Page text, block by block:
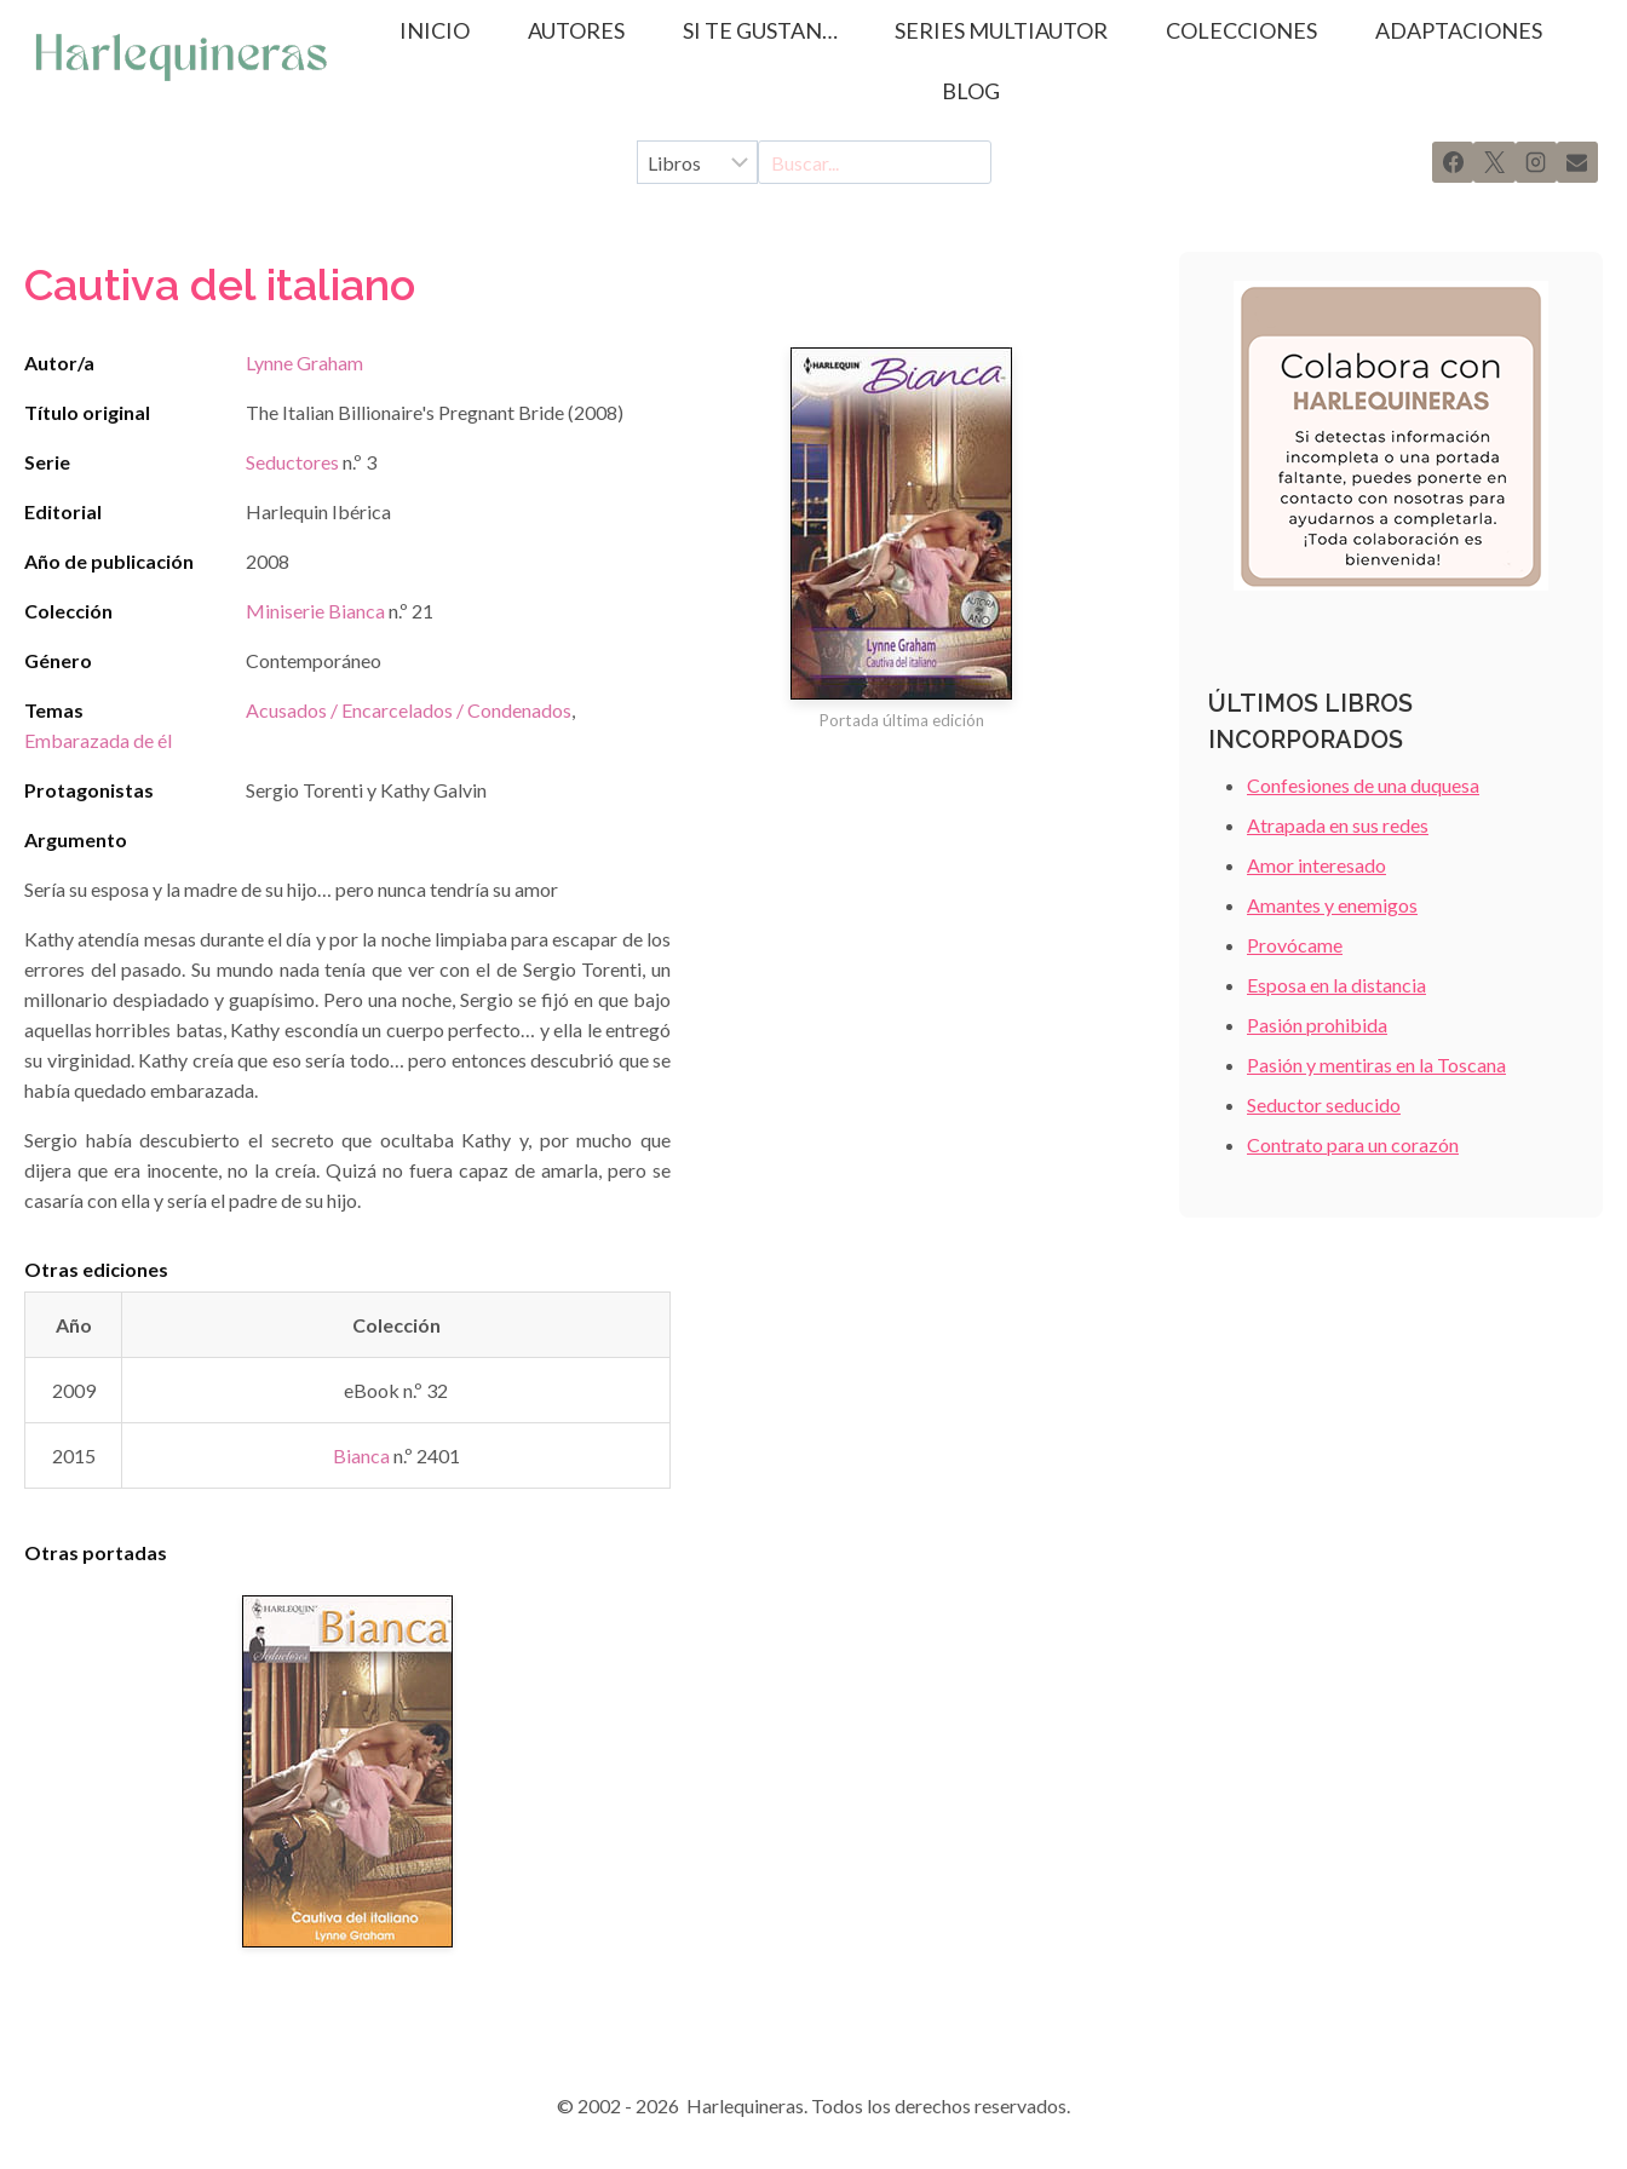
contenido
INICIO AUTORES SI TE GUSTAN… SERIES MULTIAUTOR COLECCIONES ADAPTACIONES
BLOG
Cautiva del italiano
Autor/a Lynne Graham
Título original The Italian Billionaire's Pregnant Bride (2008)
Serie Seductores n.º 3
Editorial Harlequin Ibérica
Año de publicación 2008
Colección Miniserie Bianca n.º 21
Género Contemporáneo
Temas Acusados / Encarcelados / Condenados,
Embarazada de él
Protagonistas Sergio Torenti y Kathy Galvin
Argumento
Sería su esposa y la madre de su hijo… pero nunca tendría su amor
Kathy atendía mesas durante el día y por la noche limpiaba para escapar de los
errores del pasado. Su mundo nada tenía que ver con el de Sergio Torenti, un
millonario despiadado y guapísimo. Pero una noche, Sergio se fijó en que bajo
aquellas horribles batas, Kathy escondía un cuerpo perfecto… y ella le entregó
su virginidad. Kathy creía que eso sería todo… pero entonces descubrió que se
había quedado embarazada.
Sergio había descubierto el secreto que ocultaba Kathy y, por mucho que
dijera que era inocente, no la creía. Quizá no fuera capaz de amarla, pero se
casaría con ella y sería el padre de su hijo.
Otras ediciones
Año Colección
2009 eBook n.º 32
2015 Bianca n.º 2401
Otras portadas
Portada última edición
ÚLTIMOS LIBROS
INCORPORADOS
Confesiones de una duquesa
Atrapada en sus redes
Amor interesado
Amantes y enemigos
Provócame
Esposa en la distancia
Pasión prohibida
Pasión y mentiras en la Toscana
Seductor seducido
Contrato para un corazón
© 2002 - 2026 Harlequineras. Todos los derechos reservados.